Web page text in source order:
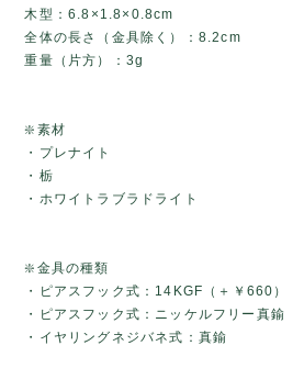
木型：6.8×1.8×0.8cm
全体の長さ（金具除く）：8.2cm
重量（片方）：3g
❇️素材
・プレナイト
・栃
・ホワイトラブラドライト
❇️金具の種類
・ピアスフック式：14KGF（＋￥660）
・ピアスフック式：ニッケルフリー真鍮
・イヤリングネジバネ式：真鍮